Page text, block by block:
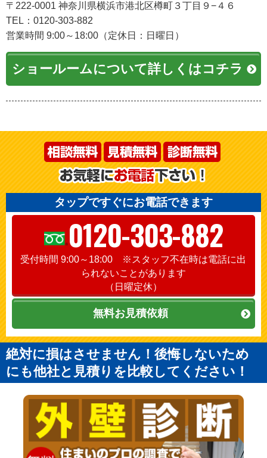
〒222-0001 神奈川県横浜市港北区樽町３丁目９−４６
TEL：0120-303-882
営業時間 9:00～18:00（定休日：日曜日）
ショールームについて詳しくはコチラ
タップですぐにお電話できます
0120-303-882
受付時間 9:00～18:00 ※スタッフ不在時は電話に出
られないことがあります
（日曜定休）
無料お見積依頼
絶対に損はさせません！後悔しないため
にも他社と見積りを比較してください！